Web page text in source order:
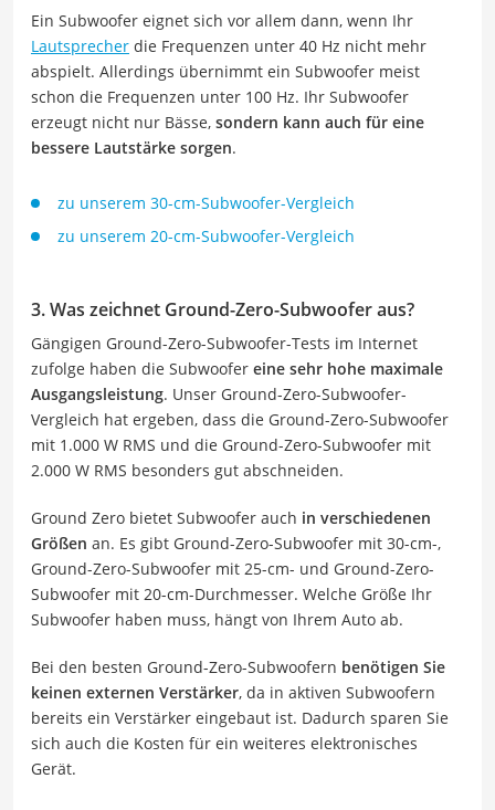
Ein Subwoofer eignet sich vor allem dann, wenn Ihr
Lautsprecher die Frequenzen unter 40 Hz nicht mehr
abspielt. Allerdings übernimmt ein Subwoofer meist
schon die Frequenzen unter 100 Hz. Ihr Subwoofer
erzeugt nicht nur Bässe, sondern kann auch für eine
bessere Lautstärke sorgen.
zu unserem 30-cm-Subwoofer-Vergleich
zu unserem 20-cm-Subwoofer-Vergleich
3. Was zeichnet Ground-Zero-Subwoofer aus?
Gängigen Ground-Zero-Subwoofer-Tests im Internet
zufolge haben die Subwoofer eine sehr hohe maximale
Ausgangsleistung. Unser Ground-Zero-Subwoofer-
Vergleich hat ergeben, dass die Ground-Zero-Subwoofer
mit 1.000 W RMS und die Ground-Zero-Subwoofer mit
2.000 W RMS besonders gut abschneiden.
Ground Zero bietet Subwoofer auch in verschiedenen
Größen an. Es gibt Ground-Zero-Subwoofer mit 30-cm-,
Ground-Zero-Subwoofer mit 25-cm- und Ground-Zero-
Subwoofer mit 20-cm-Durchmesser. Welche Größe Ihr
Subwoofer haben muss, hängt von Ihrem Auto ab.
Bei den besten Ground-Zero-Subwoofern benötigen Sie
keinen externen Verstärker, da in aktiven Subwoofern
bereits ein Verstärker eingebaut ist. Dadurch sparen Sie
sich auch die Kosten für ein weiteres elektronisches
Gerät.